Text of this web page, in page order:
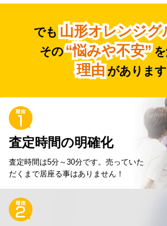
でも 山形オレンジグ
その“悩みや不安”
理由 があります
査定時間の明確化
査定時間は5分～30分です。 売っていた
だくまで居座る事はありません！